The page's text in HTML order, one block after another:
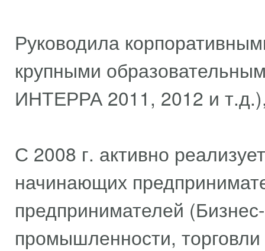
Руководила
крупными
ИНТЕРРА 2011, 2012 и
С 2008 г. активно
начинающих
предпринимателей
промышленности,